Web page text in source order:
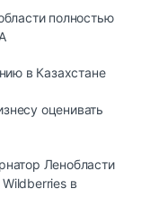
полностью
в Казахстане
оценивать
Ленобласти
в